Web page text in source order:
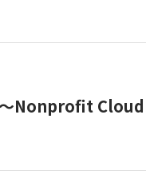
〜Nonprofit